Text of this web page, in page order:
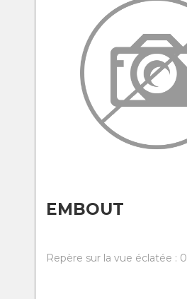
EMBOUT
Repère sur la vue éclatée : 0